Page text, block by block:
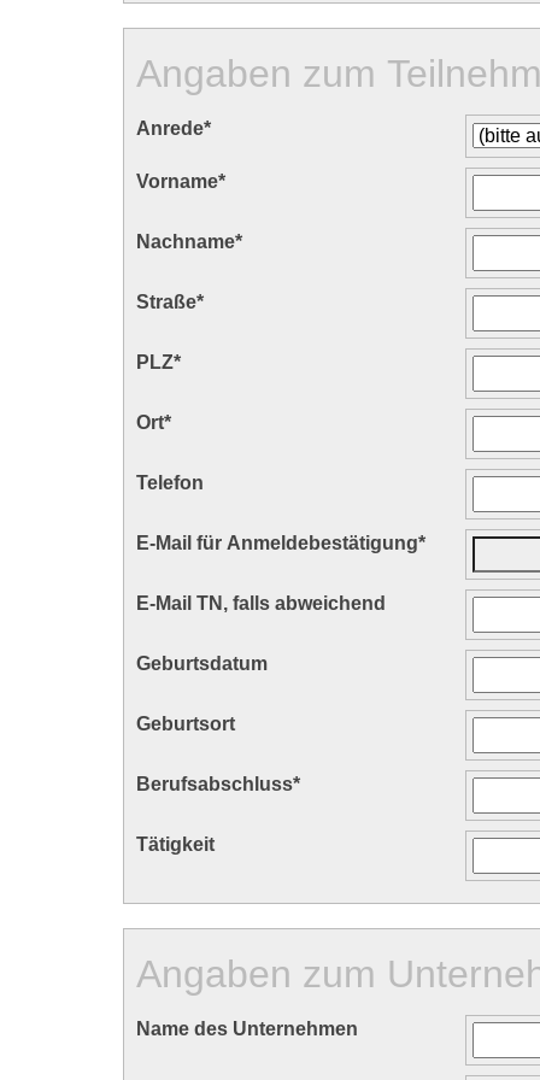
Angaben zum
Anrede*
Vorname*
Nachname*
Straße*
PLZ*
Ort*
Telefon
E-Mail für Anmeldebestätigung*
E-Mail TN, falls abweichend
Geburtsdatum
Geburtsort
Berufsabschluss*
Tätigkeit
Angaben zum
Name des Unternehmen